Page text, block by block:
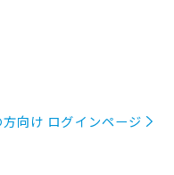
向け ログインページ